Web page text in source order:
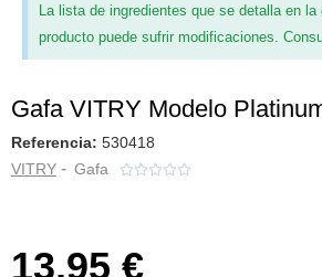
La lista de ingredientes que se detalla en la
producto puede sufrir modificaciones.
Gafa VITRY Modelo
Referencia: 530418
VITRY - Gafa 
13,95 €